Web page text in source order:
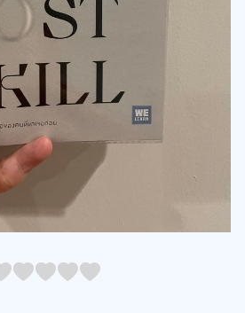
45
4
35
3
25
2
15
1
05